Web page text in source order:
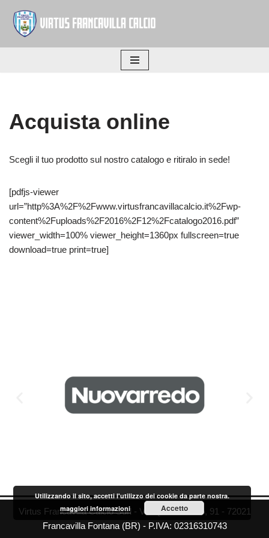
Vai
al
Acquista online
Scegli il tuo prodotto sul nostro catalogo e ritiralo in sede!
[pdfjs-viewer
url=”http%3A%2F%2Fwww.virtusfrancavillacalcio.it%2Fwp-
content%2Fuploads%2F2016%2F12%2Fcatalogo2016.pdf”
viewer_width=100% viewer_height=1360px fullscreen=true
download=true print=true]
Virtus Francavilla Calcio Surl - Via Quinto Ennio, 91 - 72021
Francavilla Fontana (BR) - P.IVA: 02316310743
Utilizzando il sito, accetti l'utilizzo dei cookie da parte nostra.
maggiori informazioni
Accetto